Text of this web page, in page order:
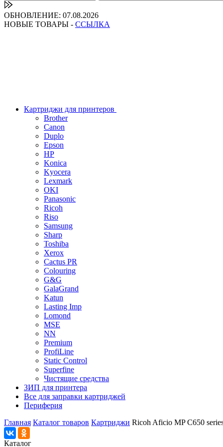
ОБНОВЛЕНИЕ: 07.08.2026
НОВЫЕ ТОВАРЫ - ССЫЛКА
Картриджи для принтеров
Brother
Canon
Duplo
Epson
HP
Konica
Kyocera
Lexmark
OKI
Panasonic
Ricoh
Riso
Samsung
Sharp
Toshiba
Xerox
Cactus PR
Colouring
G&G
GalaGrand
Katun
Lasting Imp
Lomond
MSE
NN
Premium
ProfiLine
Static Control
Superfine
Чистящие средства
ЗИП для принтера
Все для заправки картриджей
Периферия
Главная Каталог товаров Картриджи Ricoh Aficio MP C650
Каталог